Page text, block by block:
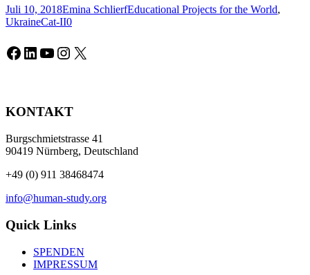
Juli 10, 2018Emina SchlierfEducational Projects for the World,
UkraineCat-II0
Facebook
LinkedIn
YouTube
Instagram
X
KONTAKT
Burgschmietstrasse 41
90419 Nürnberg, Deutschland
+49 (0) 911 38468474
info@human-study.org
Quick Links
SPENDEN
IMPRESSUM